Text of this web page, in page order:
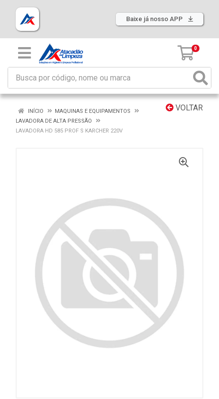
Baixe já nosso APP
0
VOLTAR
INÍCIO
MAQUINAS E EQUIPAMENTOS
LAVADORA DE ALTA PRESSÃO
LAVADORA HD 585 PROF S KARCHER 220V